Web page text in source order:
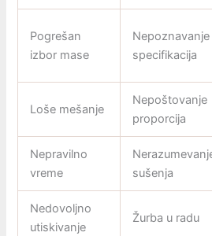
Pogrešan
izbor mase
Nepoznavanje
specifikacija
Loše mešanje
Nepoštovanje
proporcija
Nepravilno
vreme
sušenja
Nedovoljno
utiskivanje
Žurba u radu